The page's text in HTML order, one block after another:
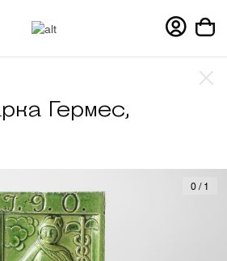
Гермес,
0/ 1